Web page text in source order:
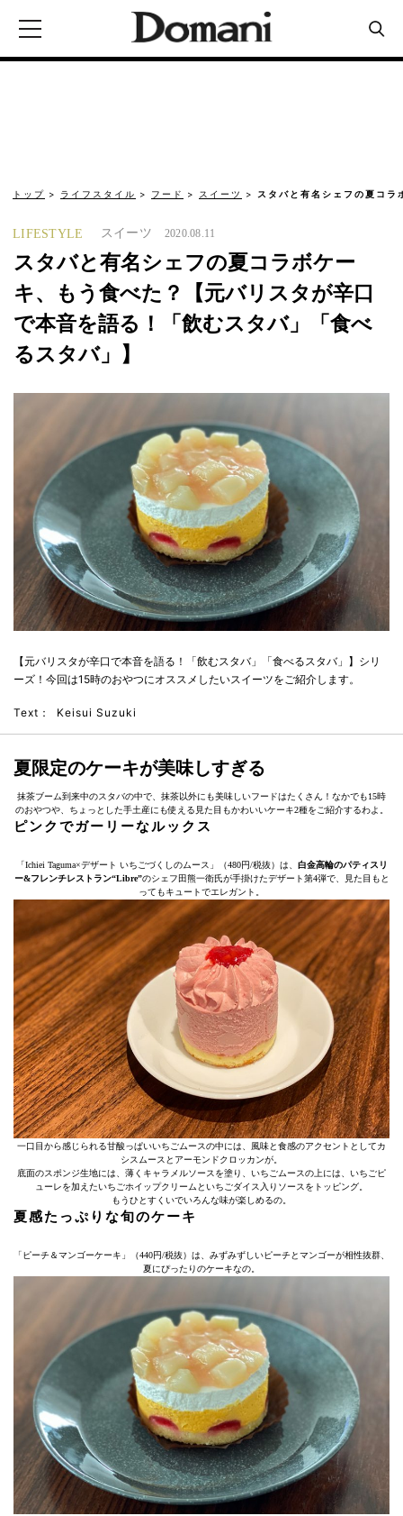
トップ ライフスタイル フード スイーツ スタバと有名シェフの夏コ
LIFESTYLE スイーツ 2020.08.11
スタバと有名シェフの夏コラボケー
キ、もう食べた？【元バリスタが辛口
で本音を語る！「飲むスタバ」「食べ
るスタバ」】
【元バリスタが辛口で本音を語る！「飲むスタバ」「食べるスタバ」】シリ
ーズ！今回は15時のおやつにオススメしたいスイーツをご紹介します。
Text： Keisui Suzuki
夏限定のケーキが美味しすぎる
抹茶ブーム到来中のスタバの中で、抹茶以外にも美味しいフードはたくさん！なかでも15時
のおやつや、ちょっとした手土産にも使える見た目もかわいいケーキ2種をご紹介するわよ。
ピンクでガーリーなルックス
「Ichiei Taguma×デザート いちごづくしのムース」（480円/税抜）は、 白金高輪のパティスリ
ー&フレンチレストラン“Libre”のシェフ田熊一衛氏が手掛けたデザート第4弾で、見た目もと
ってもキュートでエレガント。
一口目から感じられる甘酸っぱいいちごムースの中には、風味と食感のアクセントとしてカ
シスムースとアーモンドクロッカンが。
底面のスポンジ生地には、薄くキャラメルソースを塗り、いちごムースの上には、いちごピ
ューレを加えたいちごホイップクリームといちごダイス入りソースをトッピング。
もうひとすくいでいろんな味が楽しめるの。
夏感たっぷりな旬のケーキ
「ピーチ＆マンゴーケーキ」（440円/税抜）は、みずみずしいピーチとマンゴーが相性抜群、
夏にぴったりのケーキなの。